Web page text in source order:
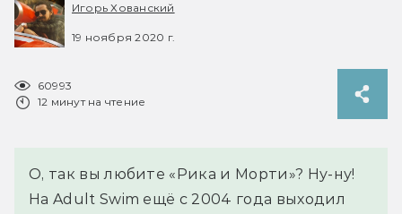
Игорь Хованский
19 ноября 2020 г.
60993
12 минут на чтение
О, так вы любите «Рика и Морти»? Ну-ну!
На Adult Swim ещё с 2004 года выходил